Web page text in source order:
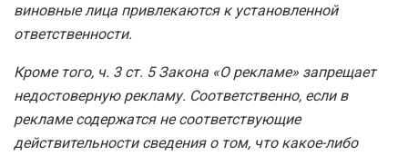
виновные лица привлекаются к установленной
ответственности.
Кроме того, ч. 3 ст. 5 Закона «О рекламе» запрещает
недостоверную рекламу. Соответственно, если в
рекламе содержатся не соответствующие
действительности сведения о том, что какое-либо